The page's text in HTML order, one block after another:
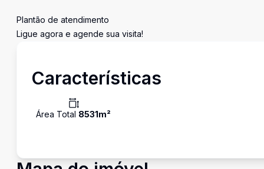
Plantão de atendimento
Ligue agora e agende sua visita!
Características
Área Total 8531m²